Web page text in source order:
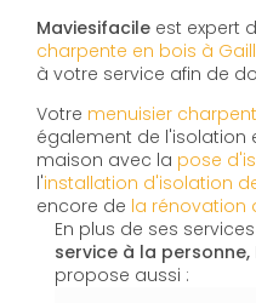
Maviesifacile est expert
charpente en bois à
à votre service afin de
Votre menuisier
également de l'isolation
maison avec la pose
l'installation d'isolation
encore de la rénovation
En plus de ses services
service à la
propose aussi :